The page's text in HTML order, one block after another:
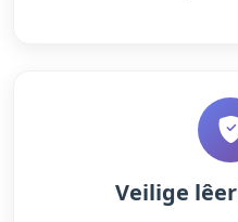
Veilige